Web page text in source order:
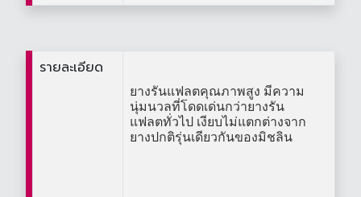
รายละเอียด
ยางรันแฟลตคุณภาพสูง มีความ
นุ่มนวลที่โดดเด่นกว่ายางรัน
แฟลตทั่วไป เงียบไม่แตกต่างจาก
ยางปกติรุ่นเดียวกันของมิชลิน